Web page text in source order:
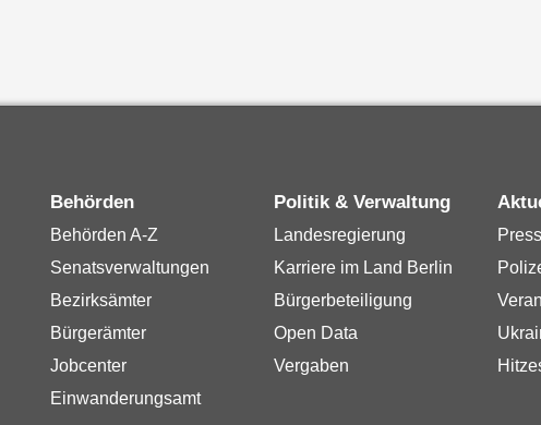
Behörden
Behörden A-Z
Senatsverwaltungen
Bezirksämter
Bürgerämter
Jobcenter
Einwanderungsamt
Politik & Verwaltung
Landesregierung
Karriere im Land Berlin
Bürgerbeteiligung
Open Data
Vergaben